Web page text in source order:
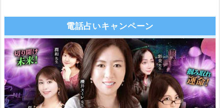
電話占いキャンペーン